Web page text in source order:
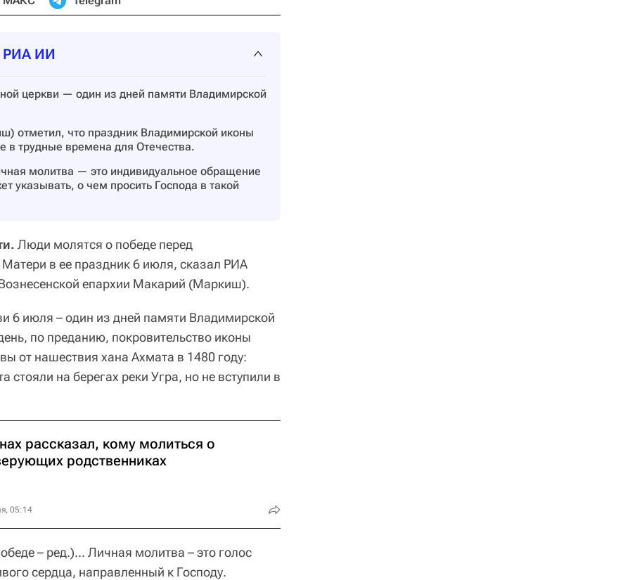
РИА ИИ
церкви — один из дней памяти Владимирской
отметил, что праздник Владимирской иконы
в трудные времена для Отечества.
молитва — это индивидуальное обращение
указывать, о чем просить Господа в такой
Люди молятся о победе перед
в ее праздник 6 июля, сказал РИА
епархии Макарий (Маркиш).
6 июля – один из дней памяти Владимирской
по преданию, покровительство иконы
от нашествия хана Ахмата в 1480 году:
стояли на берегах реки Угра, но не вступили в
рассказал, кому молиться о
родственниках
05:14
– ред.)... Личная молитва – это голос
сердца, направленный к Господу.